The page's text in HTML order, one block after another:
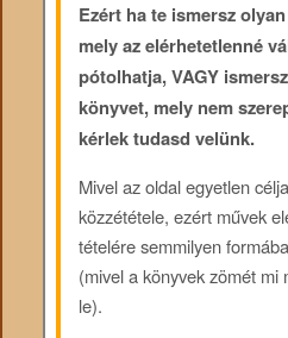
Ezért ha te ismersz
mely az elérhetetlenné
pótolhatja, VAGY
könyvet, mely nem
kérlek tudasd velünk.
Mivel az oldal egyetlen
közzététele, ezért művek
tételére semmilyen
(mivel a könyvek zömét mi
le).